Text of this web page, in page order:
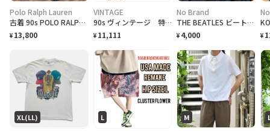
Polo Ralph Lauren
古着 90s POLO RALPH LAUREN 先染め ブラックデニム デニム
¥ 13,800
VINTAGE
90s ヴィンテージ 特注 OEM激レア ハーフパンツ 総柄 美品
¥ 11,111
No Brand
THE BEATLES ビートルズ バンドTシャツ
¥ 4,000 ¥
XL(LL) L M